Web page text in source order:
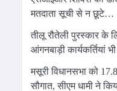
मतदाता सूची से न छूटे…
तीलू रौतेली पुरस्कार के
आंगनबाड़ी कार्यकर्तियां
मसूरी विधानसभा को
सौगात, सीएम धामी ने